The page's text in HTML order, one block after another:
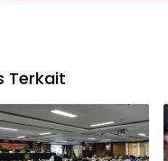
Terkait